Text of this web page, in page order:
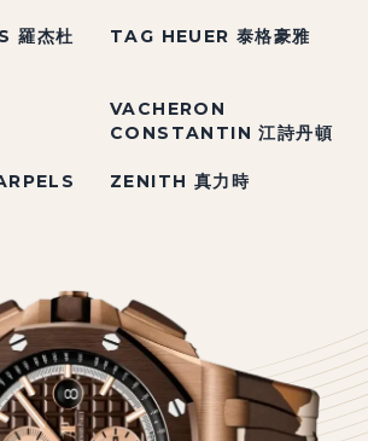
羅杰杜
TAG HEUER 泰格豪雅
VACHERON
CONSTANTIN 江詩丹頓
ZENITH 真力時